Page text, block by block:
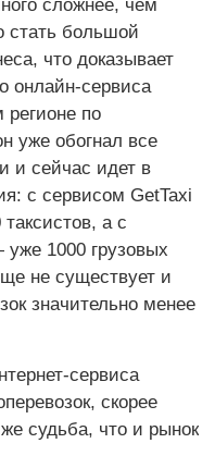
сложнее, чем
стать большой
что доказывает
онлайн-сервиса
регионе по
уже обогнал все
и сейчас идет в
с сервисом GetTaxi
а с
1000 грузовых
не существует и
значительно менее
сервиса
скорее
судьба, что и рынок